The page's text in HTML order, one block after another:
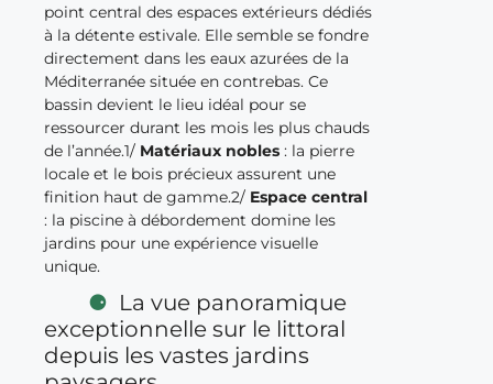
point central des espaces extérieurs dédiés
à la détente estivale. Elle semble se fondre
directement dans les eaux azurées de la
Méditerranée située en contrebas. Ce
bassin devient le lieu idéal pour se
ressourcer durant les mois les plus chauds
de l’année.1/ Matériaux nobles : la pierre
locale et le bois précieux assurent une
finition haut de gamme.2/ Espace central
: la piscine à débordement domine les
jardins pour une expérience visuelle
unique.
La vue panoramique
exceptionnelle sur le littoral
depuis les vastes jardins